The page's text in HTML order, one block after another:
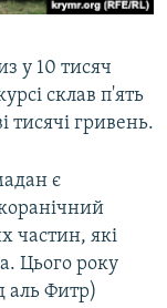
у 10 тисяч
склав п'ять
тисячі гривень.
є
частин, які
Цього року
аль Фитр)